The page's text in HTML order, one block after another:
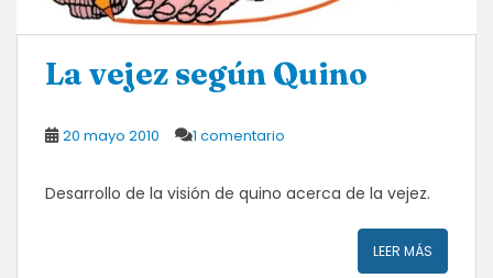
La vejez según Quino
20 mayo 2010 1 comentario
Desarrollo de la visión de quino acerca de la vejez.
LEER MÁS